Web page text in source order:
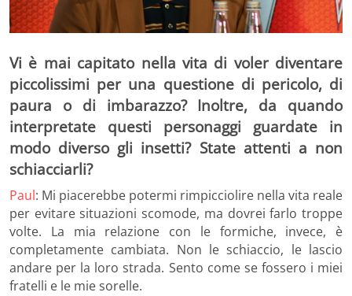
Vi è mai capitato nella vita di voler diventare
piccolissimi per una questione di pericolo, di
paura o di imbarazzo? Inoltre, da quando
interpretate questi personaggi guardate in
modo diverso gli insetti? State attenti a non
schiacciarli?
Paul: Mi piacerebbe potermi rimpicciolire nella vita reale
per evitare situazioni scomode, ma dovrei farlo troppe
volte. La mia relazione con le formiche, invece, è
completamente cambiata. Non le schiaccio, le lascio
andare per la loro strada. Sento come se fossero i miei
fratelli e le mie sorelle.